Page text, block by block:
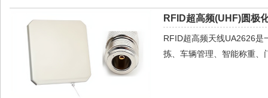
RFID超高频(UHF)圆极
RFID超高频天线UA2626是
拣、车辆管理、智能称重、